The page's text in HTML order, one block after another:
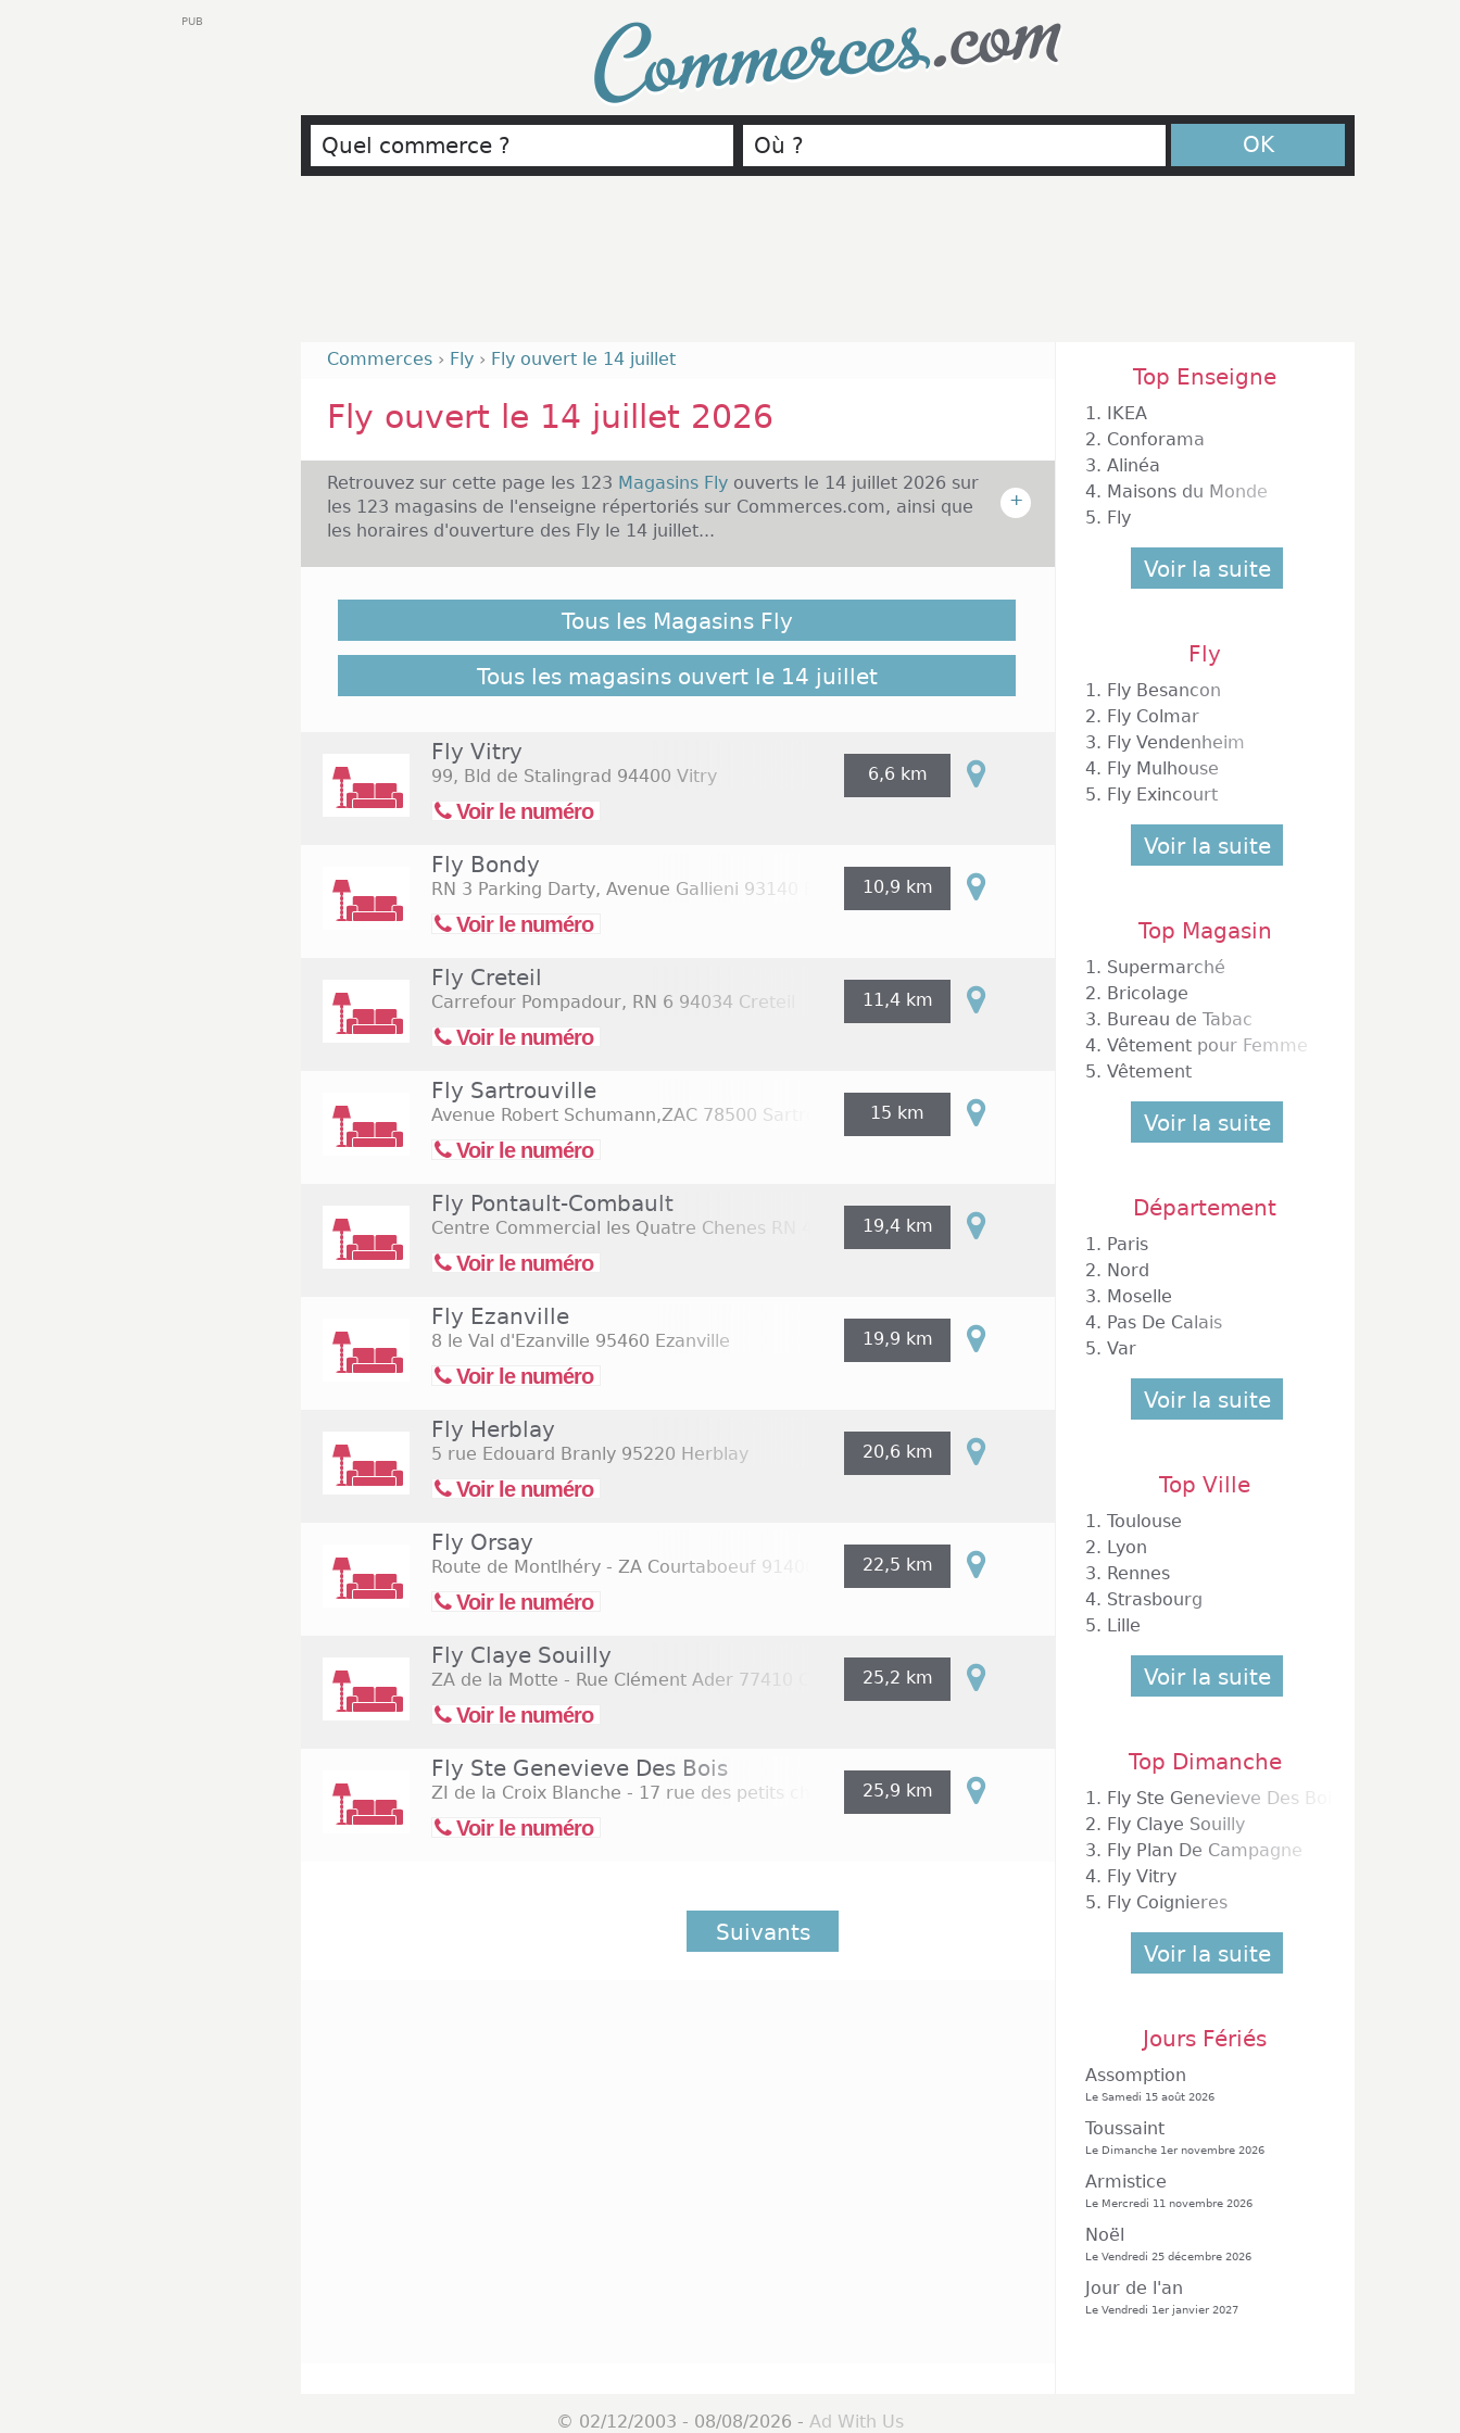
Commerces.com
OK
Commerces › Fly › Fly ouvert le 14 juillet
Fly ouvert le 14 juillet 2026
Retrouvez sur cette page les 123 Magasins Fly ouverts le 14 juillet 2026 sur
les 123 magasins de l'enseigne répertoriés sur Commerces.com, ainsi que
les horaires d'ouverture des Fly le 14 juillet...
+
2026 ne soient pas répertoriés ici, cliquez sur le lien suivant pour retrouver
l'ensemble des magasins de l'enseigne répertoriés sur Commerces.com :
Magasins Fly
Tous les Magasins Fly
Tous les magasins ouvert le 14 juillet
Fly Vitry
99, Bld de Stalingrad 94400 Vitry
Voir le numéro
6,6 km
Fly Bondy
RN 3 Parking Darty, Avenue Gallieni 93140 Bondy
Voir le numéro
10,9 km
Fly Creteil
Carrefour Pompadour, RN 6 94034 Creteil
Voir le numéro
11,4 km
Fly Sartrouville
Avenue Robert Schumann,ZAC 78500 Sartrouville
Voir le numéro
15 km
Fly Pontault-Combault
Centre Commercial les Quatre Chenes RN 4 77340 Pontault Combault
Voir le numéro
19,4 km
Fly Ezanville
8 le Val d'Ezanville 95460 Ezanville
Voir le numéro
19,9 km
Fly Herblay
5 rue Edouard Branly 95220 Herblay
Voir le numéro
20,6 km
Fly Orsay
Route de Montlhéry - ZA Courtaboeuf 91400 Orsay Mondetour
Voir le numéro
22,5 km
Fly Claye Souilly
ZA de la Motte - Rue Clément Ader 77410 Claye Souilly
Voir le numéro
25,2 km
Fly Ste Genevieve Des Bois
ZI de la Croix Blanche - 17 rue des petits champs 91700 Ste Genevieve Des Bois
Voir le numéro
25,9 km
Suivants
Top Enseigne
1. IKEA
2. Conforama
3. Alinéa
4. Maisons du Monde
5. Fly
Voir la suite
Fly
1. Fly Besancon
2. Fly Colmar
3. Fly Vendenheim
4. Fly Mulhouse
5. Fly Exincourt
Voir la suite
Top Magasin
1. Supermarché
2. Bricolage
3. Bureau de Tabac
4. Vêtement pour Femme
5. Vêtement
Voir la suite
Département
1. Paris
2. Nord
3. Moselle
4. Pas De Calais
5. Var
Voir la suite
Top Ville
1. Toulouse
2. Lyon
3. Rennes
4. Strasbourg
5. Lille
Voir la suite
Top Dimanche
1. Fly Ste Genevieve Des Bois
2. Fly Claye Souilly
3. Fly Plan De Campagne
4. Fly Vitry
5. Fly Coignieres
Voir la suite
Jours Fériés
Assomption
Le Samedi 15 août 2026
Toussaint
Le Dimanche 1er novembre 2026
Armistice
Le Mercredi 11 novembre 2026
Noël
Le Vendredi 25 décembre 2026
Jour de l'an
Le Vendredi 1er janvier 2027
PUB
© 02/12/2003 - 08/08/2026 - Ad With Us